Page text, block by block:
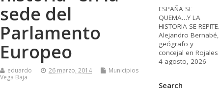
sede del
Parlamento
Europeo
eduardo 26 marzo, 2014
Municipios
Vega Baja
ESPAÑA SE
QUEMA…Y LA
HISTORIA SE REPITE.
Alejandro Bernabé,
geógrafo y
concejal en Rojales
4 agosto, 2026
Search